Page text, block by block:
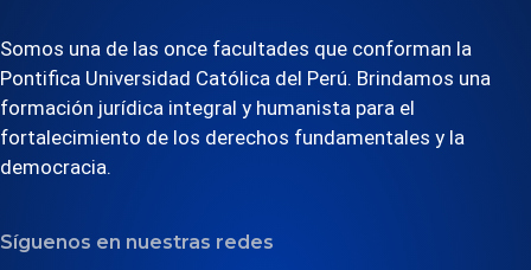
Somos una de las once facultades que conforman la
Pontifica Universidad Católica del Perú. Brindamos una
formación jurídica integral y humanista para el
fortalecimiento de los derechos fundamentales y la
democracia.
Síguenos en nuestras redes